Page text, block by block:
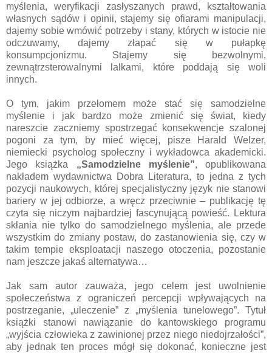
myślenia, weryfikacji zasłyszanych prawd, kształtowania
własnych sądów i opinii, stajemy się ofiarami manipulacji,
dajemy sobie wmówić potrzeby i stany, których w istocie nie
odczuwamy, dajemy złapać się w pułapkę
konsumpcjonizmu. Stajemy się bezwolnymi,
zewnątrzsterowalnymi lalkami, które poddają się woli
innych.
O tym, jakim przełomem może stać się samodzielne
myślenie i jak bardzo może zmienić się świat, kiedy
nareszcie zaczniemy spostrzegać konsekwencje szalonej
pogoni za tym, by mieć więcej, pisze Harald Welzer,
niemiecki psycholog społeczny i wykładowca akademicki.
Jego książka „Samodzielne myślenie”, opublikowana
nakładem wydawnictwa Dobra Literatura, to jedna z tych
pozycji naukowych, której specjalistyczny język nie stanowi
bariery w jej odbiorze, a wręcz przeciwnie – publikację tę
czyta się niczym najbardziej fascynującą powieść. Lektura
skłania nie tylko do samodzielnego myślenia, ale przede
wszystkim do zmiany postaw, do zastanowienia się, czy w
takim tempie eksploatacji naszego otoczenia, pozostanie
nam jeszcze jakaś alternatywa…
Jak sam autor zauważa, jego celem jest uwolnienie
społeczeństwa z ograniczeń percepcji wpływających na
postrzeganie, „uleczenie” z „myślenia tunelowego”. Tytuł
książki stanowi nawiązanie do kantowskiego programu
„wyjścia człowieka z zawinionej przez niego niedojrzałości”,
aby jednak ten proces mógł się dokonać, konieczne jest